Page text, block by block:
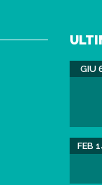
GIU
FEB